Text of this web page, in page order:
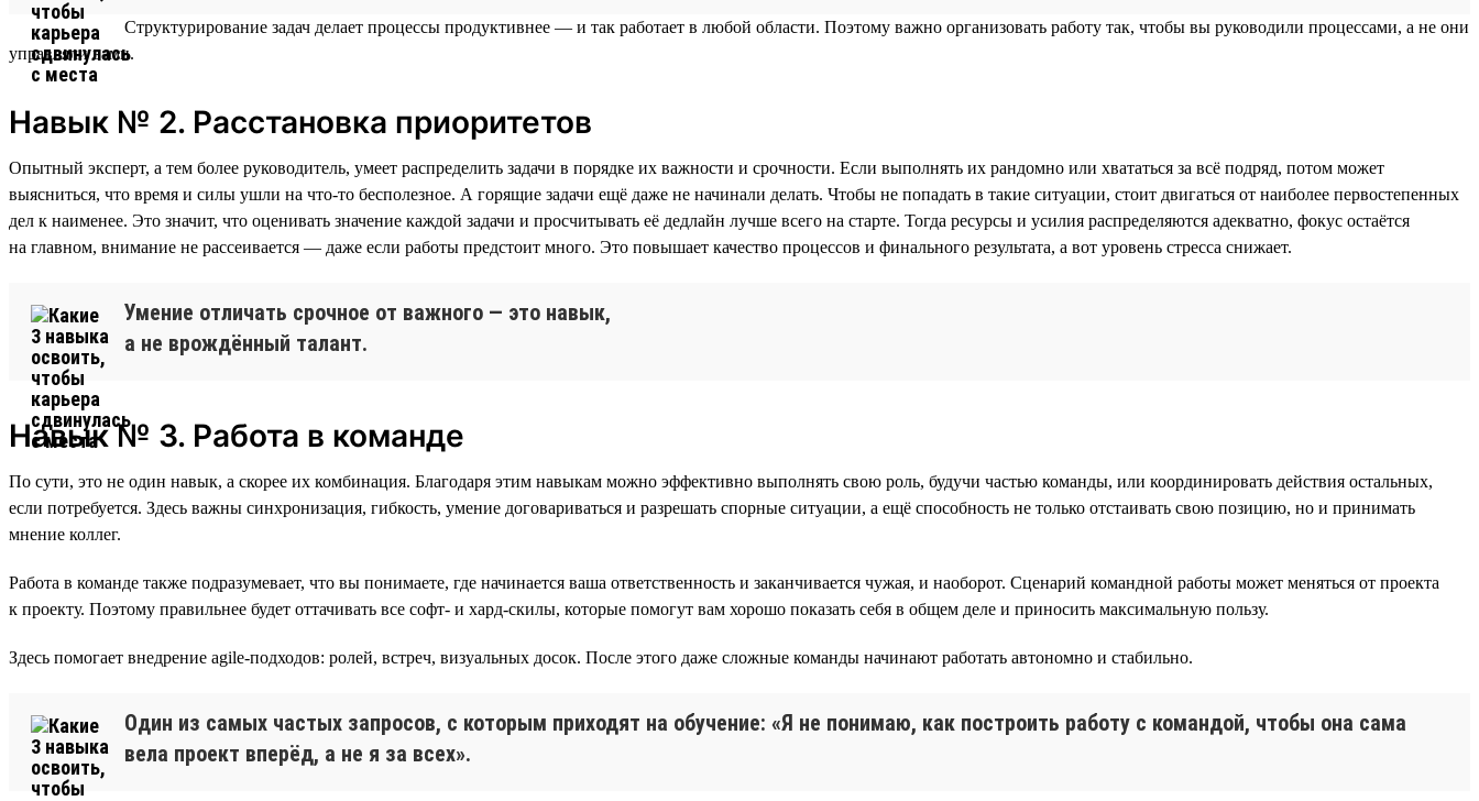
Структурирование задач делает процессы продуктивнее — и так работает в любой области. Поэтому важно организовать работу так, чтобы вы руководили процессами, а не они
управляли вами.
Навык № 2. Расстановка приоритетов
Опытный эксперт, а тем более руководитель, умеет распределить задачи в порядке их важности и срочности. Если выполнять их рандомно или хвататься за всё подряд, потом может
выясниться, что время и силы ушли на что-то бесполезное. А горящие задачи ещё даже не начинали делать. Чтобы не попадать в такие ситуации, стоит двигаться от наиболее первостепенных
дел к наименее. Это значит, что оценивать значение каждой задачи и просчитывать её дедлайн лучше всего на старте. Тогда ресурсы и усилия распределяются адекватно, фокус остаётся
на главном, внимание не рассеивается — даже если работы предстоит много. Это повышает качество процессов и финального результата, а вот уровень стресса снижает.
Умение отличать срочное от важного — это навык,
а не врождённый талант.
Навык № 3. Работа в команде
По сути, это не один навык, а скорее их комбинация. Благодаря этим навыкам можно эффективно выполнять свою роль, будучи частью команды, или координировать действия остальных,
если потребуется. Здесь важны синхронизация, гибкость, умение договариваться и разрешать спорные ситуации, а ещё способность не только отстаивать свою позицию, но и принимать
мнение коллег.
Работа в команде также подразумевает, что вы понимаете, где начинается ваша ответственность и заканчивается чужая, и наоборот. Сценарий командной работы может меняться от проекта
к проекту. Поэтому правильнее будет оттачивать все софт- и хард-скилы, которые помогут вам хорошо показать себя в общем деле и приносить максимальную пользу.
Здесь помогает внедрение agile-подходов: ролей, встреч, визуальных досок. После этого даже сложные команды начинают работать автономно и стабильно.
Один из самых частых запросов, с которым приходят на обучение: «Я не понимаю, как построить работу с командой, чтобы она сама
вела проект вперёд, а не я за всех».